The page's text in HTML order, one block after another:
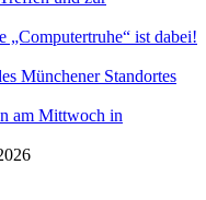
„Computertruhe“ ist dabei!
Münchener Standortes
am Mittwoch in